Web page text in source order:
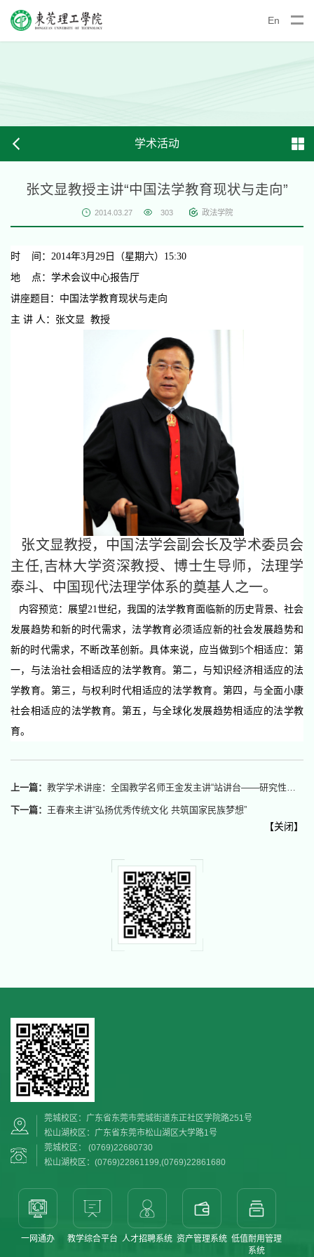
En
学术活动
张文显教授主讲“中国法学教育现状与走向”
2014.03.27 303 政法学院
时 间： 2014年3月 29 日（星期六） 15:30
地 点： 学术会议中心报告厅
讲座题目： 中国法学教育现状与走向
主 讲 人：张文显 教授
张文显教授，中国法学会副会长及学术委员会
主任,吉林大学资深教授、博士生导师，法理学
泰斗、中国现代法理学体系的奠基人之一。
内容预览： 展望21世纪，我国的法学教育面临新的历史背景、社会
发展趋势和新的时代需求，法学教育必须适应新的社会发展趋势和
新的时代需求，不断改革创新。具体来说，应当做到5个相适应：第
一，与法治社会相适应的法学教育。第二，与知识经济相适应的法
学教育。第三，与权利时代相适应的法学教育。第四，与全面小康
社会相适应的法学教育。第五，与全球化发展趋势相适应的法学教
育。
上一篇： 教学学术讲座：全国教学名师王金发主讲“站讲台——研究性教学”
下一篇： 王春来主讲“弘扬优秀传统文化 共筑国家民族梦想”
【关闭】
莞城校区：广东省东莞市莞城街道东正社区学院路251号
松山湖校区：广东省东莞市松山湖区大学路1号
莞城校区： (0769)22680730
松山湖校区：(0769)22861199,(0769)22861680
一网通办 教学综合平台 人才招聘系统 资产管理系统 低值耐用管理
系统